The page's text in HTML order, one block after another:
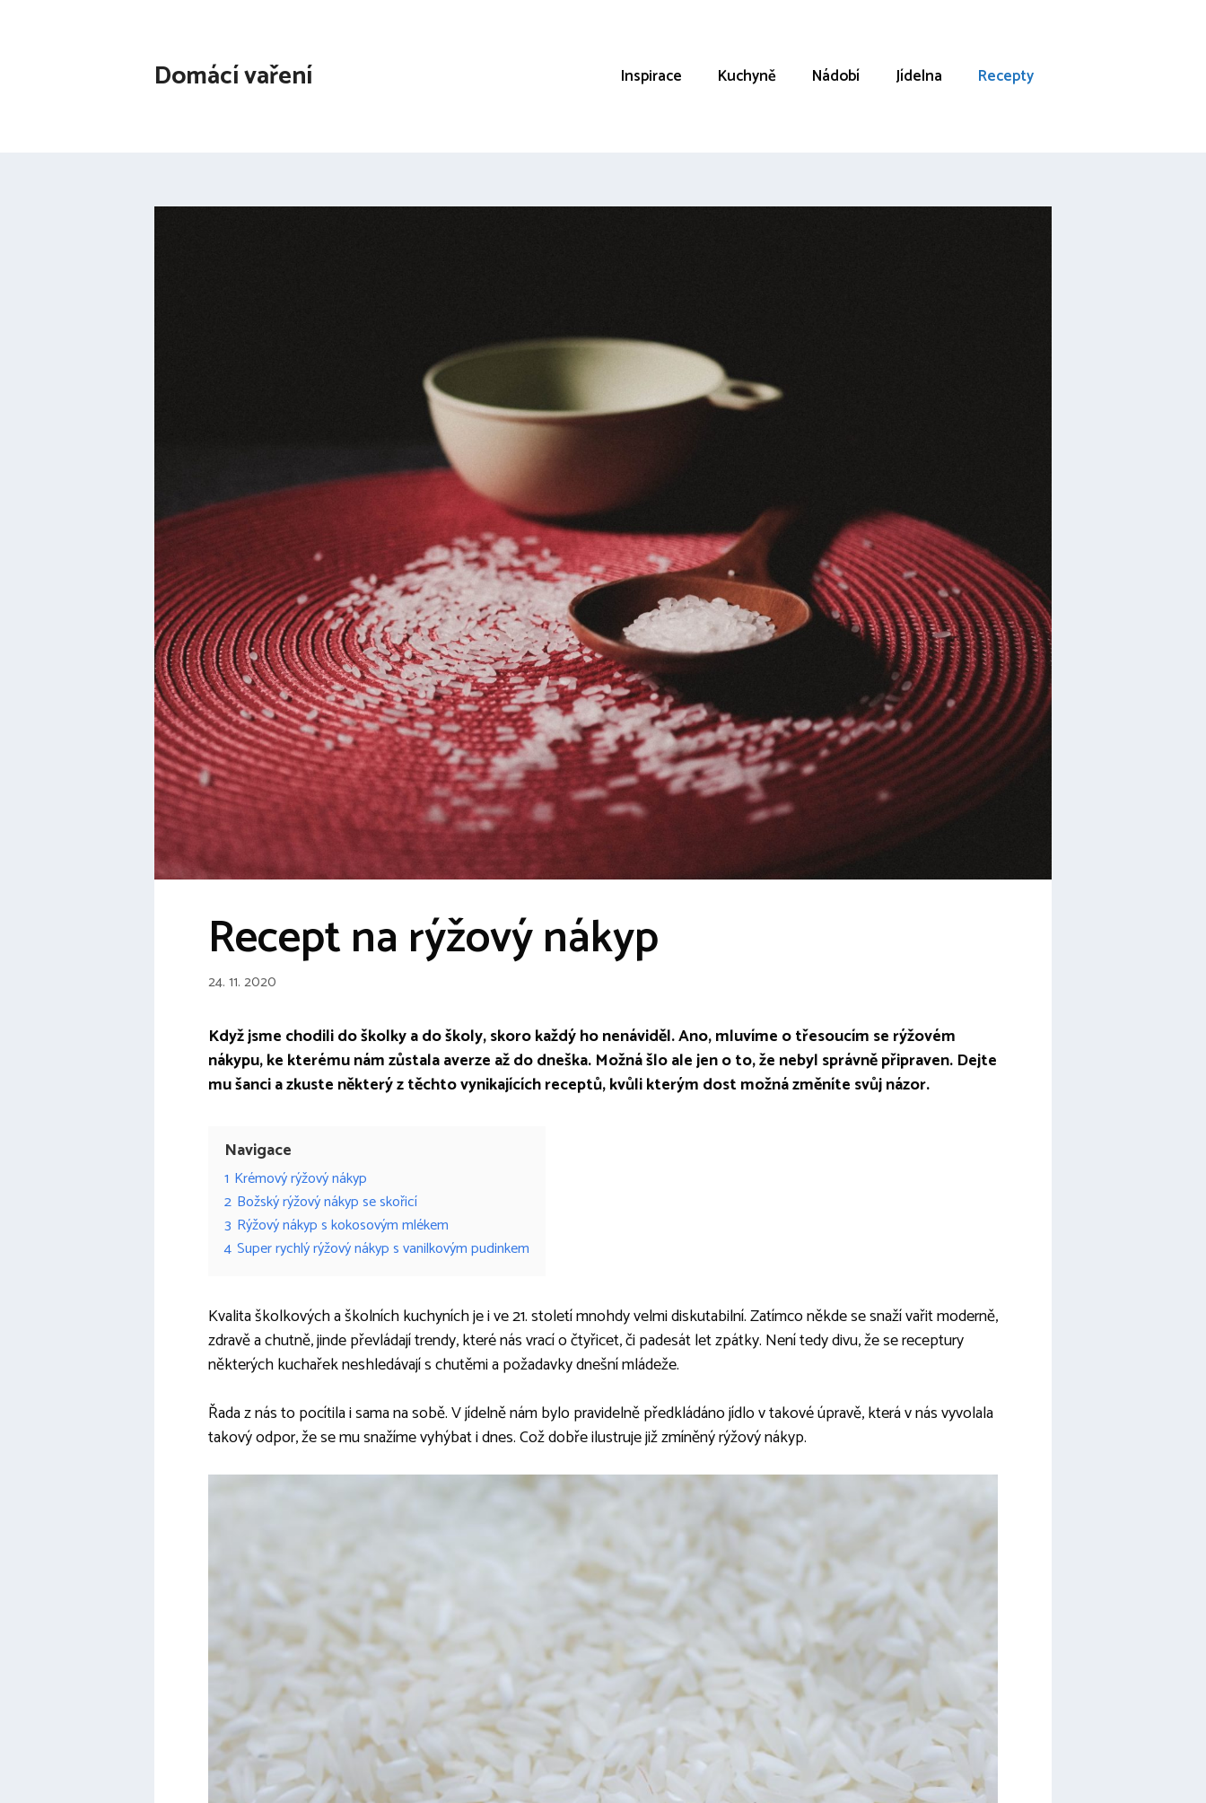
Domácí vaření Inspirace Kuchyně Nádobí Jídelna Recepty
Recept na rýžový nákyp
24. 11. 2020
Když jsme chodili do školky a do školy, skoro každý ho nenáviděl. Ano, mluvíme o třesoucím se rýžovém
nákypu, ke kterému nám zůstala averze až do dneška. Možná šlo ale jen o to, že nebyl správně připraven. Dejte
mu šanci a zkuste některý z těchto vynikajících receptů, kvůli kterým dost možná změníte svůj názor.
Navigace
1 Krémový rýžový nákyp
2 Božský rýžový nákyp se skořicí
3 Rýžový nákyp s kokosovým mlékem
4 Super rychlý rýžový nákyp s vanilkovým pudinkem
Kvalita školkových a školních kuchyních je i ve 21. století mnohdy velmi diskutabilní. Zatímco někde se snaží vařit moderně,
zdravě a chutně, jinde převládají trendy, které nás vrací o čtyřicet, či padesát let zpátky. Není tedy divu, že se receptury
některých kuchařek neshledávají s chutěmi a požadavky dnešní mládeže.
Řada z nás to pocítila i sama na sobě. V jídelně nám bylo pravidelně předkládáno jídlo v takové úpravě, která v nás vyvolala
takový odpor, že se mu snažíme vyhýbat i dnes. Což dobře ilustruje již zmíněný rýžový nákyp.